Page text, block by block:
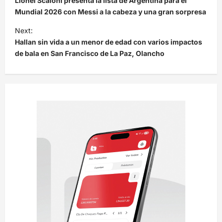
v
e
g
a
c
Mundial 2026 con Messi a la cabeza y una gran sorpresa
Next:
Hallan sin vida a un menor de edad con varios impactos
de bala en San Francisco de La Paz, Olancho